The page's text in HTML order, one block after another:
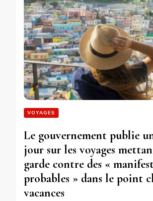
VOYAGES
Le gouvernement publie
jour sur les voyages
garde contre des «
probables » dans le point
vacances